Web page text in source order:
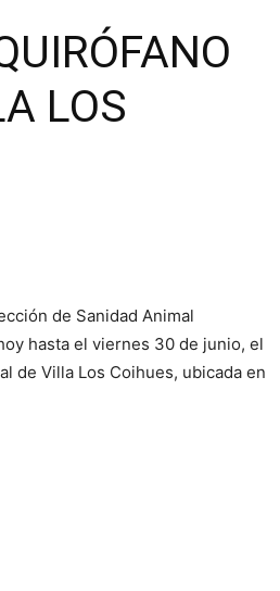
RIO
LOS
de Sanidad Animal
hasta el viernes 30 de junio, el
de Villa Los Coihues, ubicada en